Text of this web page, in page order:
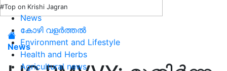
#Top on Krishi Jagran
News
കോഴി വളർത്തൽ
Environment and Lifestyle
Health and Herbs
Agricultural news
News